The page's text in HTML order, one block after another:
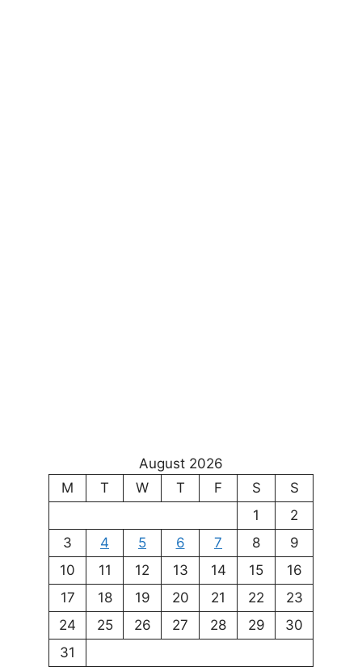
August 2026
M
T W T F S
S
1
2
3
4 5 6 7 8
9
10
11 12 13 14 15
16
17
18 19 20 21 22
23
24
25 26 27 28 29
30
31